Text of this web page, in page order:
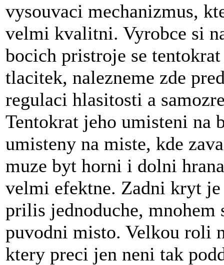
vysouvaci mechanizmus,
velmi kvalitni. Vyrobce si
bocich pristroje se
tlacitek, nalezneme zde
regulaci hlasitosti a
Tentokrat jeho umisteni na
umisteny na miste, kde
muze byt horni i dolni
velmi efektne. Zadni kryt
prilis jednoduche,
puvodni misto. Velkou roli
ktery preci jen neni tak